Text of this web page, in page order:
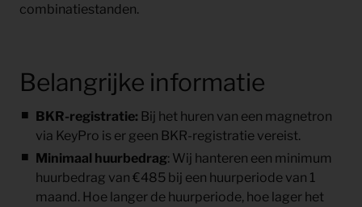
combinatiestanden.
Belangrijke informatie
BKR-registratie: Bij het huren van een magnetron
via KeyPro is er geen BKR-registratie vereist.
Minimaal huurbedrag: Wij hanteren een minimum
huurbedrag van €485 bij een huurperiode van 1
maand. Hoe langer de huurperiode, hoe lager het